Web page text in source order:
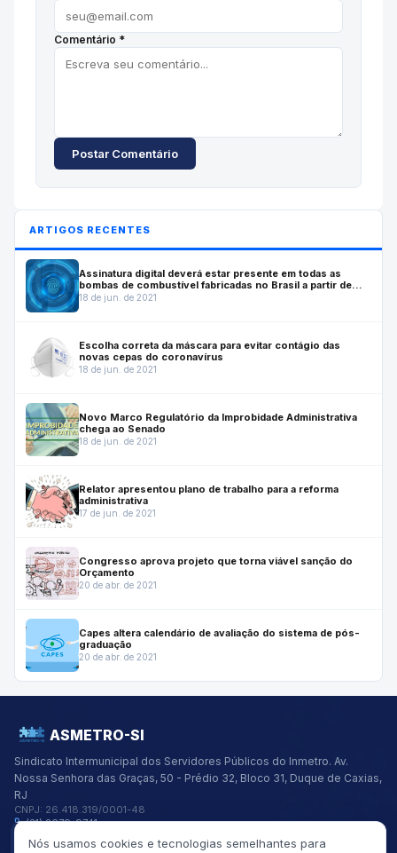
Comentário *
Postar Comentário
ARTIGOS RECENTES
Assinatura digital deverá estar presente em todas as
bombas de combustível fabricadas no Brasil a partir de
julho de 2022
18 de jun. de 2021
Escolha correta da máscara para evitar contágio das
novas cepas do coronavírus
18 de jun. de 2021
Novo Marco Regulatório da Improbidade Administrativa
chega ao Senado
18 de jun. de 2021
Relator apresentou plano de trabalho para a reforma
administrativa
17 de jun. de 2021
Congresso aprova projeto que torna viável sanção do
Orçamento
20 de abr. de 2021
Capes altera calendário de avaliação do sistema de pós-
graduação
20 de abr. de 2021
ASMETRO-SI
Sindicato Intermunicipal dos Servidores Públicos do Inmetro. Av.
Nossa Senhora das Graças, 50 - Prédio 32, Bloco 31, Duque de Caxias,
RJ
CNPJ: 26.418.319/0001-48
(21) 2679-9741
asmetro@asmetro.org.br
Nós usamos cookies e tecnologias semelhantes para